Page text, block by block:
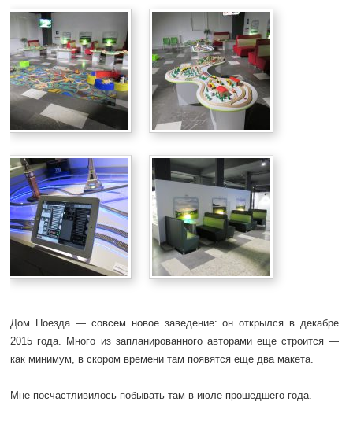
Дом Поезда — совсем новое заведение: он открылся в декабре
2015 года. Много из запланированного авторами еще строится —
как минимум, в скором времени там появятся еще два макета.
Мне посчастливилось побывать там в июле прошедшего года.